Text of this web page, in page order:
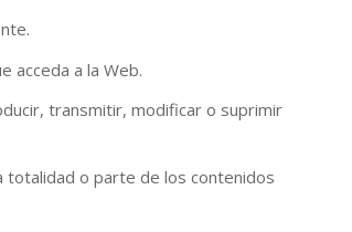
acceda a la Web.
transmitir, modificar o suprimir
totalidad o parte de los contenidos